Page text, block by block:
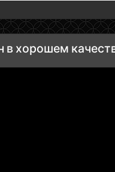
в хорошем